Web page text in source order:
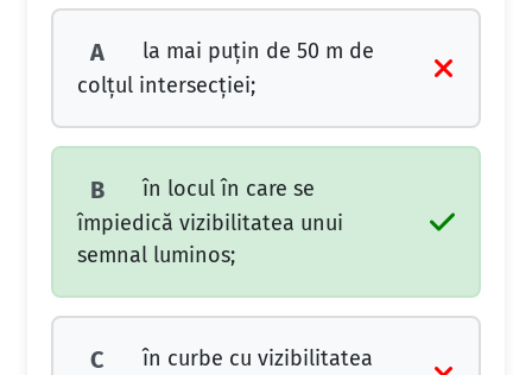
A
la mai puțin de 50 m de
colțul intersecției;
B
în locul în care se
împiedică vizibilitatea unui
semnal luminos;
C
în curbe cu vizibilitatea